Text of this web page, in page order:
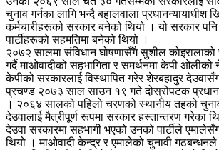
चुनाव गर्नका लागि भन्दै बहालवाला प्रधानन्यायाधीश
कर्मचारीहरूको सरकार बनेको थियो । यो सरकार
पार्टीहरूको सहमतिमा बनेको थियो ।
२०७२ सालमा संविधान घोषणासँगै सुशील कोइरालाको
गर्दै माओवादीको सहभागिता र समर्थनमा केपी ओलीको
केपीको सरकारलाई विस्थापित गरेर शेरबहादुर
प्रचण्ड २०७३ साल साउन १९ गते दोस्रोपटक
। २०६४ सालको पहिलो चरणको स्थानीय तहको
देउवालाई मैत्रीपूर्ण रूपमा सरकार हस्तान्तरण गरेका
देउवा सरकारमा सहभागी भएको उनको पार्टीले
थियो । माओवादी केन्द्र र एमालेको चुनावी